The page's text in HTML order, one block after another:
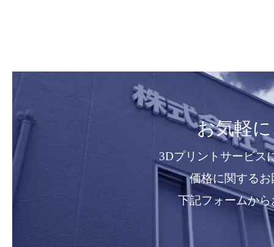
お気軽
3Dプリントサービス
価格に関する
下記フォームか